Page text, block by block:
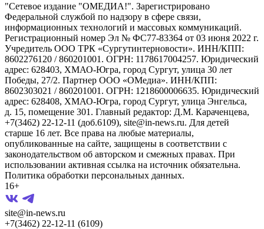
"Сетевое издание "ОМЕДИА!". Зарегистрировано
Федеральной службой по надзору в сфере связи,
информационных технологий и массовых коммуникаций.
Регистрационный номер Эл № ФС77-83364 от 03 июня 2022 г.
Учредитель ООО ТРК «Сургутинтерновости». ИНН/КПП:
8602276120 / 860201001. ОГРН: 1178617004257. Юридический
адрес: 628403, ХМАО-Югра, город Сургут, улица 30 лет
Победы, 27/2. Партнер ООО «ОМедиа». ИНН/КПП:
8602303021 / 860201001. ОГРН: 1218600006635. Юридический
адрес: 628408, ХМАО-Югра, город Сургут, улица Энгельса,
д. 15, помещение 301. Главный редактор: Д.М. Караченцева,
+7(3462) 22-12-11 (доб.6109), site@in-news.ru. Для детей
старше 16 лет. Все права на любые материалы,
опубликованные на сайте, защищены в соответствии с
законодательством об авторском и смежных правах. При
использовании активная ссылка на источник обязательна.
Политика обработки персональных данных.
16+
site@in-news.ru
+7(3462) 22-12-11 (6109)